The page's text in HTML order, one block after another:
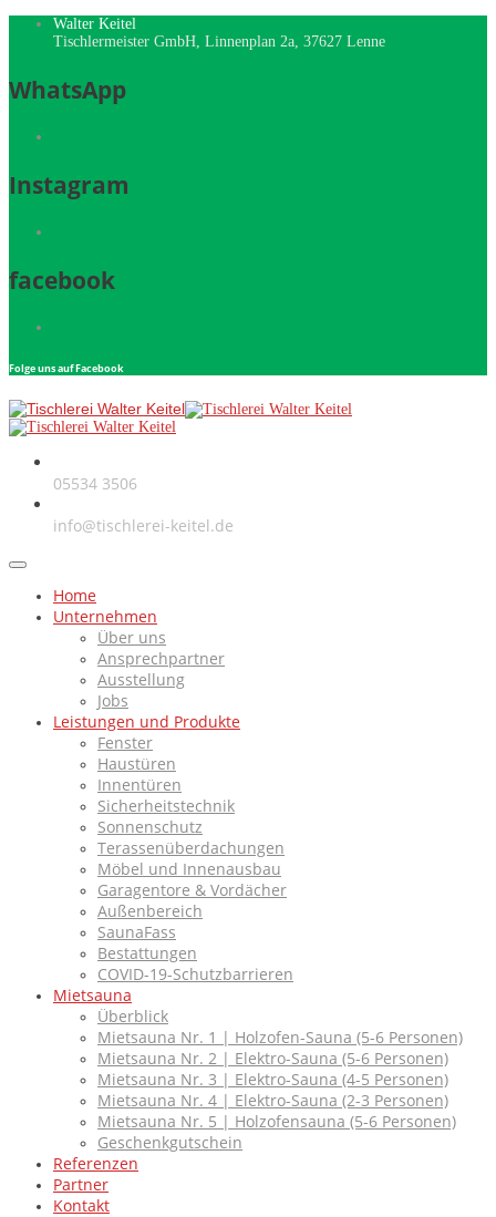
Walter Keitel
Tischlermeister GmbH, Linnenplan 2a, 37627 Lenne
WhatsApp
Instagram
facebook
Folge uns auf Facebook
05534 3506
info@tischlerei-keitel.de
Home
Unternehmen
Über uns
Ansprechpartner
Ausstellung
Jobs
Leistungen und Produkte
Fenster
Haustüren
Innentüren
Sicherheitstechnik
Sonnenschutz
Terassenüberdachungen
Möbel und Innenausbau
Garagentore & Vordächer
Außenbereich
SaunaFass
Bestattungen
COVID-19-Schutzbarrieren
Mietsauna
Überblick
Mietsauna Nr. 1 | Holzofen-Sauna (5-6 Personen)
Mietsauna Nr. 2 | Elektro-Sauna (5-6 Personen)
Mietsauna Nr. 3 | Elektro-Sauna (4-5 Personen)
Mietsauna Nr. 4 | Elektro-Sauna (2-3 Personen)
Mietsauna Nr. 5 | Holzofensauna (5-6 Personen)
Geschenkgutschein
Referenzen
Partner
Kontakt